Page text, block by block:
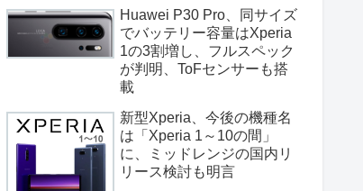
Huawei P30 Pro、同サイズ
でバッテリー容量はXperia
1の3割増し、フルスペック
が判明、ToFセンサーも搭
載
新型Xperia、今後の機種名
は「Xperia 1～10の間」
に、ミッドレンジの国内リ
リース検討も明言